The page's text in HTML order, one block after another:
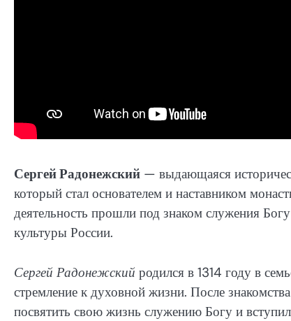
Сергей Радонежский — выдающаяся
который стал основателем и наставником
деятельность прошли под знаком служения
культуры России.
Сергей Радонежский родился в 1314 году в
стремление к духовной жизни. После
посвятить свою жизнь служению Богу и